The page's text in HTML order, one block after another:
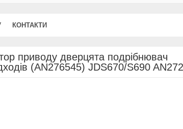
КОНТАКТИ
приводу дверцята подрібнювач
(AN276545) JDS670/S690